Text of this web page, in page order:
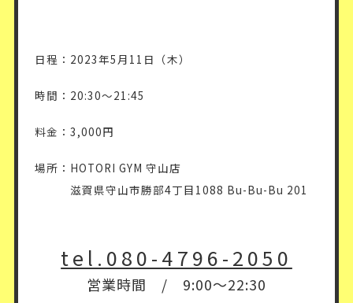
日程：2023年5月11日（木）
時間：20:30〜21:45
料金：3,000円
場所：HOTORI GYM 守山店
滋賀県守山市勝部4丁目1088 Bu-Bu-Bu 201
tel.080-4796-2050
営業時間 / 9:00～22:30